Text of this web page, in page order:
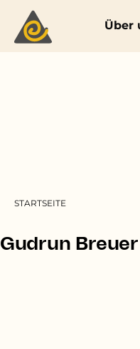
Über
STARTSEITE
Gudrun Breuer